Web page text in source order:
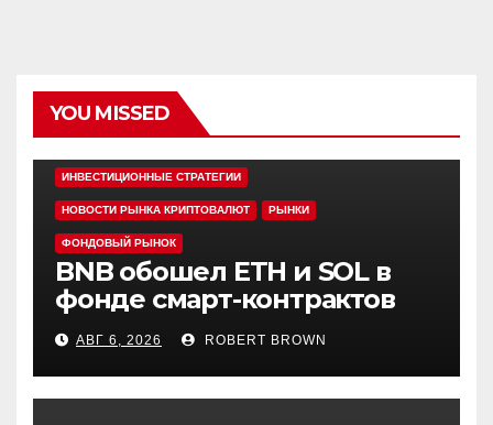
YOU MISSED
ИНВЕСТИЦИОННЫЕ СТРАТЕГИИ
НОВОСТИ РЫНКА КРИПТОВАЛЮТ РЫНКИ
ФОНДОВЫЙ РЫНОК
BNB обошел ETH и SOL в
фонде смарт-контрактов
Grayscale
АВГ 6, 2026 ROBERT BROWN